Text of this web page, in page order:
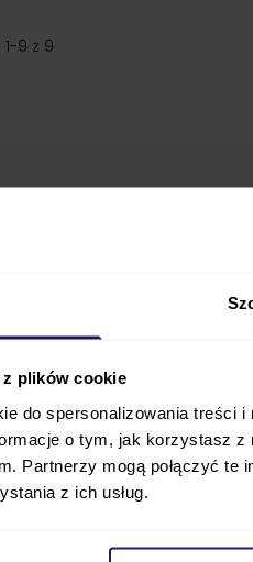
plików cookie
do spersonalizowania treści
o tym, jak korzystasz
Partnerzy mogą połączyć
z ich usług.
1-9 z 9